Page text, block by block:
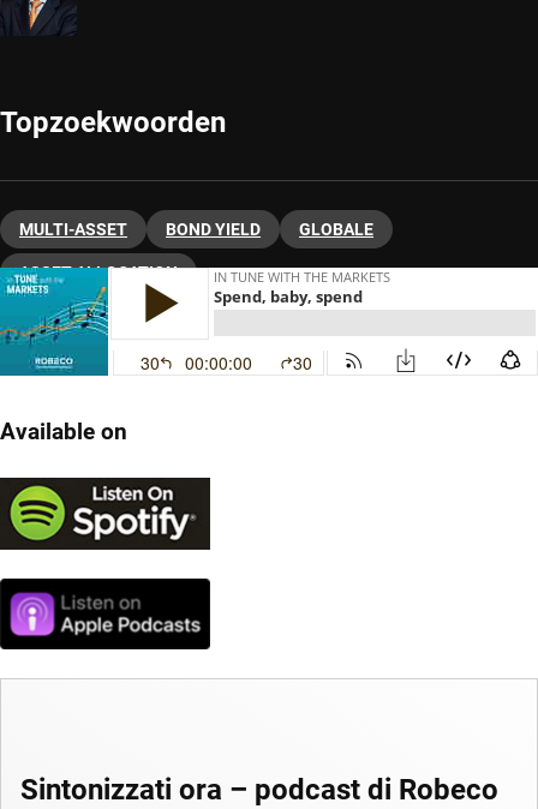
Topzoekwoorden
MULTI-ASSET BOND YIELD GLOBALE
ASSET ALLOCATION
Available on
Sintonizzati ora – podcast di Robeco